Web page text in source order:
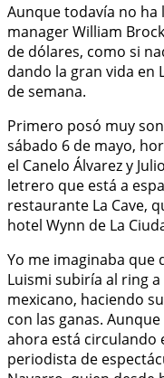
Aunque todavía no ha
manager William
de dólares, como si
dando la gran vida en
de semana.
Primero posó muy
sábado 6 de mayo,
el Canelo Álvarez y
letrero que está a
restaurante La Cave,
hotel Wynn de La
Yo me imaginaba que
Luismi subiría al ring
mexicano, haciendo
con las ganas.
ahora está circulando
periodista de